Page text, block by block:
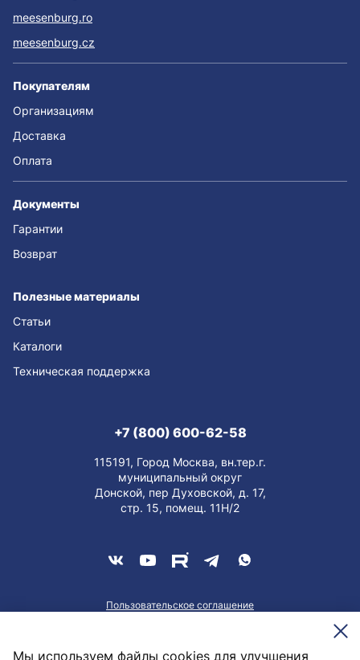
Мы используем файлы cookies для улучшения
meesenburg.ro
meesenburg.cz
Покупателям
Организациям
Доставка
Оплата
Документы
Гарантии
Возврат
Полезные материалы
Статьи
Каталоги
Техническая поддержка
+7 (800) 600-62-58
115191, Город Москва, вн.тер.г.
муниципальный округ
Донской, пер Духовской, д. 17,
стр. 15, помещ. 11Н/2
Пользовательское соглашение
Meesenburg @2026